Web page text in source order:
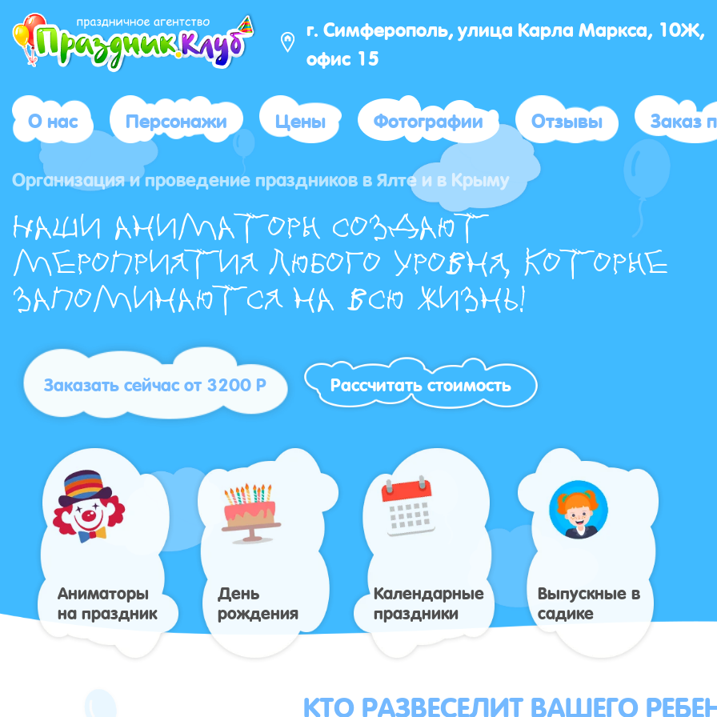
г. Симферополь, улица Карла Маркса, 10Ж,
офис 15
О нас
Персонажи Цены Фотографии Отзывы Заказ
Организация и проведение праздников в Ялте и в Крыму
Наши аниматоры создают
мероприятия любого уровня, которые
запоминаются на всю жизнь!
Заказать сейчас от 3200 Р Рассчитать стоимость
Аниматоры
на праздник
День
рождения
Календарные
праздники
Выпускные в
садике
КТО РАЗВЕСЕЛИТ ВАШЕГО